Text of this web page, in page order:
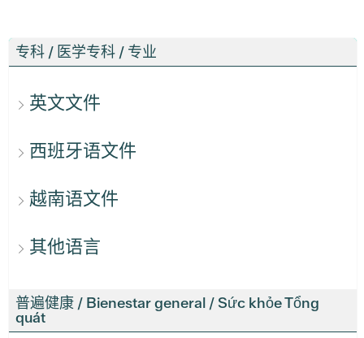
专科 / 医学专科 / 专业
英文文件
西班牙语文件
越南语文件
其他语言
普遍健康 / Bienestar general / Sức khỏe Tổng
quát